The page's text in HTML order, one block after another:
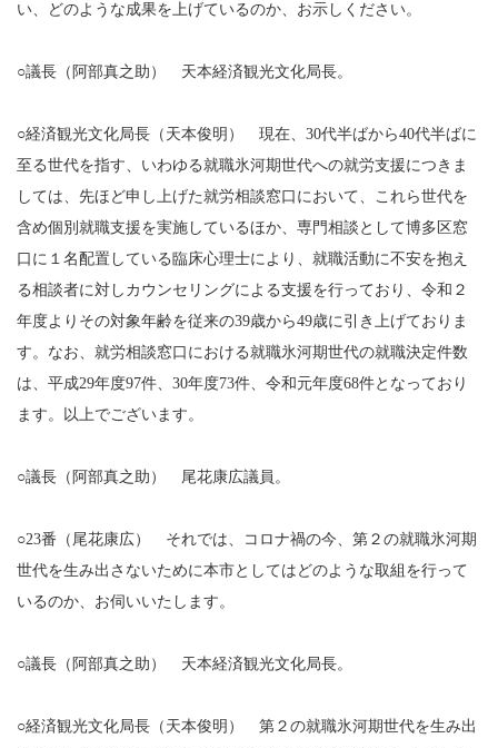
い、どのような成果を上げているのか、お示しください。
○議長（阿部真之助） 天本経済観光文化局長。
○経済観光文化局長（天本俊明） 現在、30代半ばから40代半ばに
至る世代を指す、いわゆる就職氷河期世代への就労支援につきま
しては、先ほど申し上げた就労相談窓口において、これら世代を
含め個別就職支援を実施しているほか、専門相談として博多区窓
口に１名配置している臨床心理士により、就職活動に不安を抱え
る相談者に対しカウンセリングによる支援を行っており、令和２
年度よりその対象年齢を従来の39歳から49歳に引き上げておりま
す。なお、就労相談窓口における就職氷河期世代の就職決定件数
は、平成29年度97件、30年度73件、令和元年度68件となっており
ます。以上でございます。
○議長（阿部真之助） 尾花康広議員。
○23番（尾花康広） それでは、コロナ禍の今、第２の就職氷河期
世代を生み出さないために本市としてはどのような取組を行って
いるのか、お伺いいたします。
○議長（阿部真之助） 天本経済観光文化局長。
○経済観光文化局長（天本俊明） 第２の就職氷河期世代を生み出